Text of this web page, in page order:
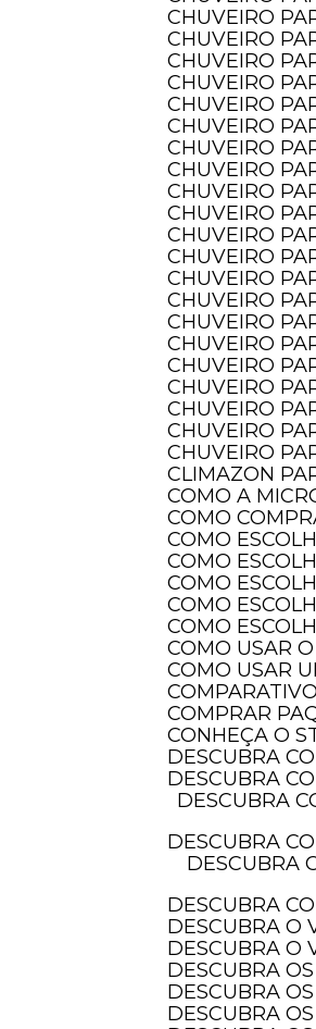
CHUVEIRO
CHUVEIRO
CHUVEIRO
CHUVEIRO
CHUVEIRO
CHUVEIRO
CHUVEIRO
CHUVEIRO
CHUVEIRO
CHUVEIRO
CHUVEIRO
CHUVEIRO
CHUVEIRO
CHUVEIRO
CHUVEIRO
CHUVEIRO
CHUVEIRO
CHUVEIRO
CHUVEIRO
CHUVEIRO
CHUVEIRO
CLIMAZON
COMO A
COMO
COMO
COMO
COMO
COMO
COMO
COMO USAR
COMO USAR
COMPRAR
CONHEÇA O
DESCUBRA
DESCUBRA
DESCUBRA COMO OS INSTRUMENTOS DE MEDIÇÃO ELETRÔNICOS TRANSFORMAM A PRECISÃO EM DIVERSAS
DESCUBRA
DESCUBRA COMO UM PAQUÍMETRO DIGITAL COM PROTEÇÃO IP-54 PODE TRANSFORMAR SUAS MEDIDAS E
DESCUBRA
DESCUBRA
DESCUBRA
DESCUBRA
DESCUBRA
DESCUBRA